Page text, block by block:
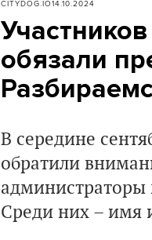
CITYDOG.IO14.10.2024
обязали
В середине
обратили
администраторы
Среди них – имя